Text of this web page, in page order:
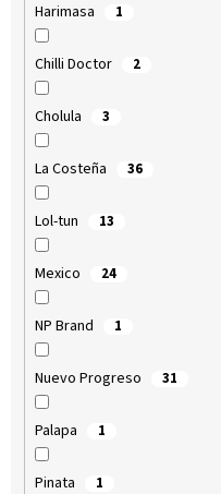
Harimasa 1
Chilli Doctor 2
Cholula 3
La Costeña 36
Lol-tun 13
Mexico 24
NP Brand 1
Nuevo Progreso 31
Palapa 1
Pinata 1